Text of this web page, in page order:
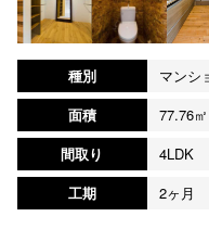
種別
マンシ
面積
77.76㎡
間取り
4LDK
工期
2ヶ月